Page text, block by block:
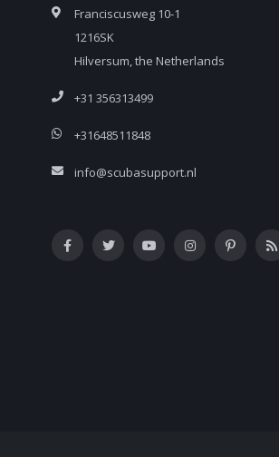
Franciscusweg 10-1
1216SK
Hilversum, the Netherlands
+31 356313499
+31648511848
info@scubasupport.nl